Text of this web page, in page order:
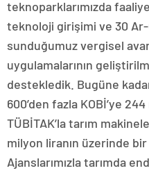
teknoparklarımızda
teknoloji girişimi ve 30
sunduğumuz vergisel
uygulamalarının
destekledik. Bugüne kadar
600’den fazla KOBİ’ye
TÜBİTAK’la tarım
milyon liranın üzerinde bir
Ajanslarımızla tarımda